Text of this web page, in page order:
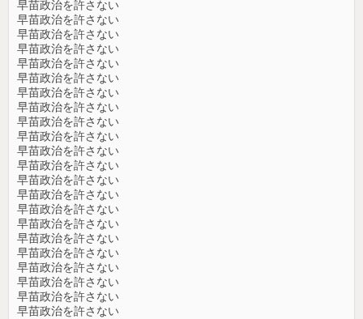
早苗政治を許さない
早苗政治を許さない
早苗政治を許さない
早苗政治を許さない
早苗政治を許さない
早苗政治を許さない
早苗政治を許さない
早苗政治を許さない
早苗政治を許さない
早苗政治を許さない
早苗政治を許さない
早苗政治を許さない
早苗政治を許さない
早苗政治を許さない
早苗政治を許さない
早苗政治を許さない
早苗政治を許さない
早苗政治を許さない
早苗政治を許さない
早苗政治を許さない
早苗政治を許さない
早苗政治を許さない